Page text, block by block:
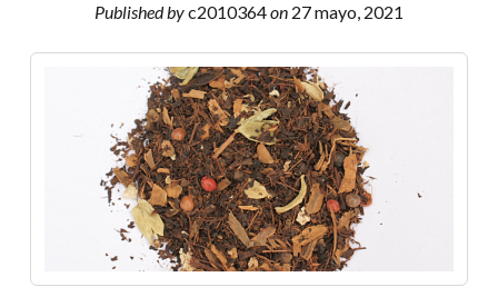
Published byc2010364on 27 mayo, 2021